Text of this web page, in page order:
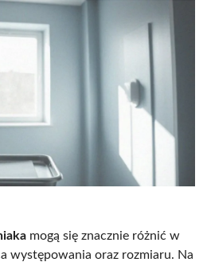
mogą się znacznie różnić w
występowania oraz rozmiaru. Na